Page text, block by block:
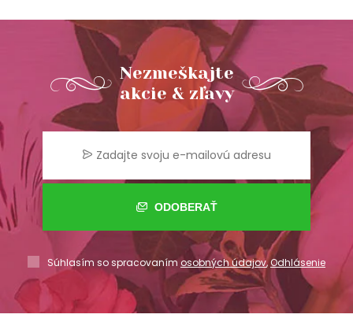
Nezmeškajte
akcie & zľavy
ODOBERAŤ
Súhlasím so spracovaním osobných údajov,Odhlásenie